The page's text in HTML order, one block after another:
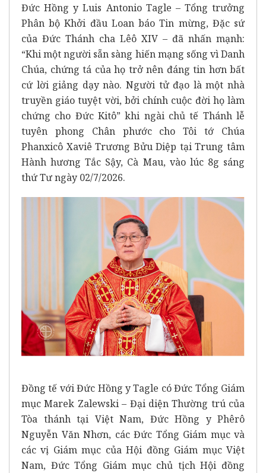
Đức Hồng y Luis Antonio Tagle – Tổng trưởng
Phân bộ Khởi đầu Loan báo Tin mừng, Đặc sứ
của Đức Thánh cha Lêô XIV – đã nhấn mạnh:
“Khi một người sẵn sàng hiến mạng sống vì Danh
Chúa, chứng tá của họ trở nên đáng tin hơn bất
cứ lời giảng dạy nào. Người tử đạo là một nhà
truyền giáo tuyệt vời, bởi chính cuộc đời họ làm
chứng cho Đức Kitô” khi ngài chủ tế Thánh lễ
tuyên phong Chân phước cho Tôi tớ Chúa
Phanxicô Xaviê Trương Bửu Diệp tại Trung tâm
Hành hương Tắc Sậy, Cà Mau, vào lúc 8g sáng
thứ Tư ngày 02/7/2026.
Đồng tế với Đức Hồng y Tagle có Đức Tổng Giám
mục Marek Zalewski – Đại diện Thường trú của
Tòa thánh tại Việt Nam, Đức Hồng y Phêrô
Nguyễn Văn Nhơn, các Đức Tổng Giám mục và
các vị Giám mục của Hội đồng Giám mục Việt
Nam, Đức Tổng Giám mục chủ tịch Hội đồng